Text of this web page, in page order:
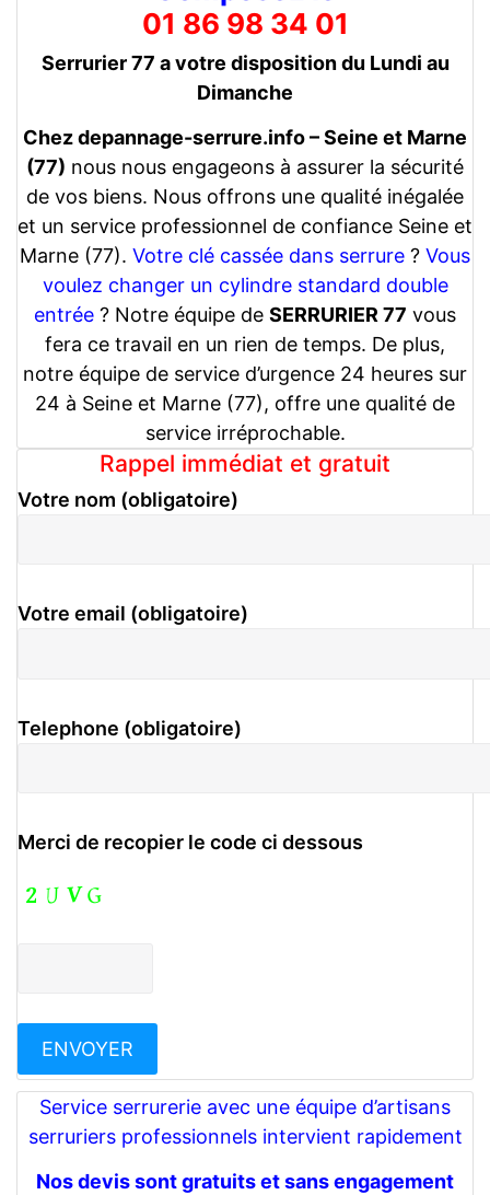
01 86 98 34 01
Serrurier 77 a votre disposition du Lundi au
Dimanche
Chez depannage-serrure.info – Seine et Marne
(77) nous nous engageons à assurer la sécurité
de vos biens. Nous offrons une qualité inégalée
et un service professionnel de confiance Seine et
Marne (77). Votre clé cassée dans serrure ? Vous
voulez changer un cylindre standard double
entrée ? Notre équipe de SERRURIER 77 vous
fera ce travail en un rien de temps. De plus,
notre équipe de service d’urgence 24 heures sur
24 à Seine et Marne (77), offre une qualité de
service irréprochable.
Rappel immédiat et gratuit
Votre nom (obligatoire)
Votre email (obligatoire)
Telephone (obligatoire)
Merci de recopier le code ci dessous
Service serrurerie avec une équipe d’artisans
serruriers professionnels intervient rapidement
Nos devis sont gratuits et sans engagement